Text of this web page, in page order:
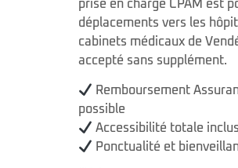
prise en charge CPAM est
déplacements vers les
cabinets médicaux de
accepté sans supplément.
Remboursement
possible
Accessibilité totale
Ponctualité et